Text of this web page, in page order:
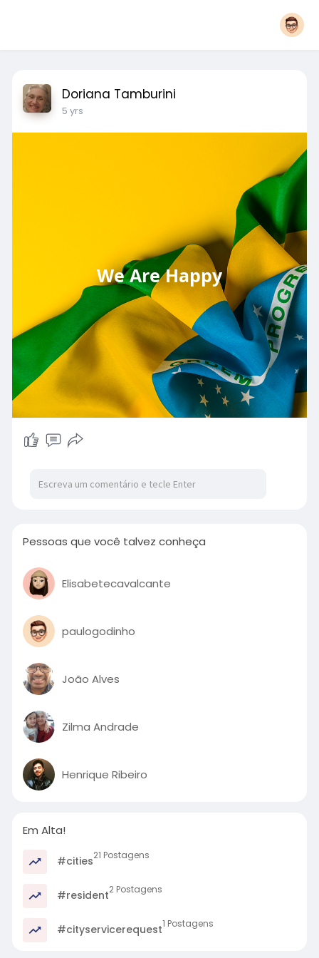
Doriana Tamburini
5 yrs
We Are Happy
Pessoas que você talvez conheça
Elisabetecavalcante
paulogodinho
João Alves
Zilma Andrade
Henrique Ribeiro
Em Alta!
#cities21 Postagens
#resident2 Postagens
#cityservicerequest1 Postagens